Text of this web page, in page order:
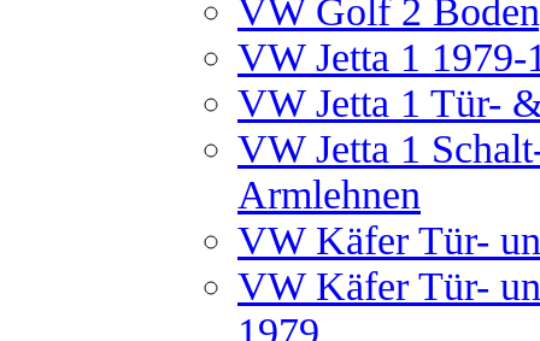
VW Golf 2
VW Jetta 1 1979-
VW Jetta 1 Tür-
VW Jetta 1
Armlehnen
VW Käfer Tür-
VW Käfer Tür-